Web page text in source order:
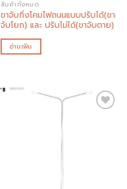
สินค้าทั้งหมด
ขาจับกิ่งโคมไฟถนนแบบปรับได้(ขา
จับโยก) และ ปรับไม่ได้(ขาจับตาย)
อ่านเพิ่ม